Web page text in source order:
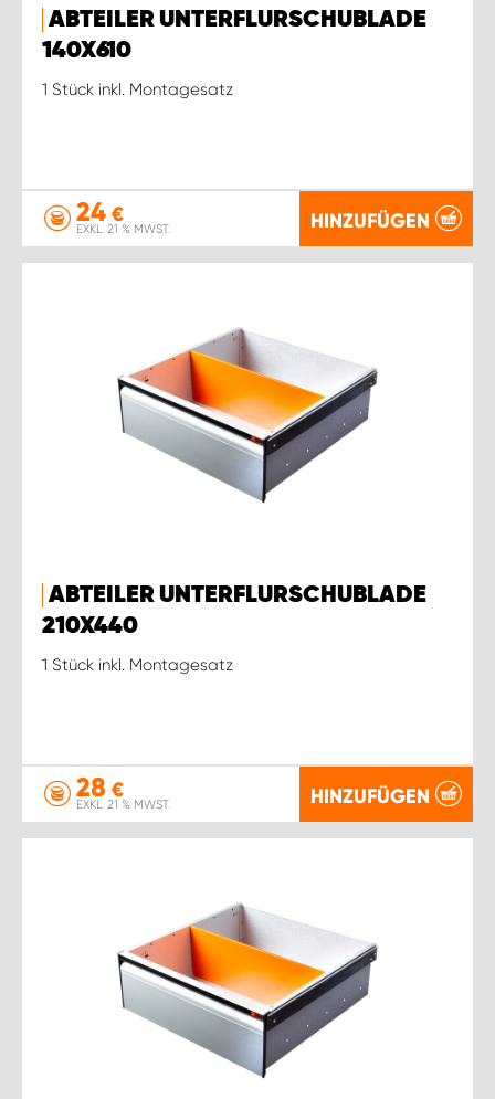
ABTEILER UNTERFLURSCHUBLADE
140X610
1 Stück inkl. Montagesatz
24 €
EXKL. 21 % MWST. HINZUFÜGEN
ABTEILER UNTERFLURSCHUBLADE
210X440
1 Stück inkl. Montagesatz
28 €
EXKL. 21 % MWST. HINZUFÜGEN